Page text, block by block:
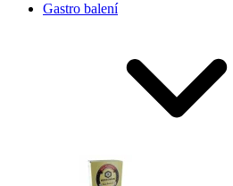
Gastro balení